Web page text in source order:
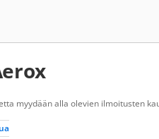
myydään alla olevien ilmoitusten